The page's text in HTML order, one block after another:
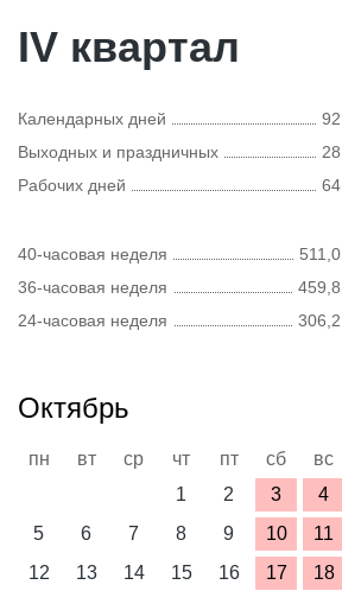
IV квартал
Календарных дней
92
Выходных и праздничных
28
Рабочих дней
64
40-часовая неделя
511,0
36-часовая неделя
459,8
24-часовая неделя
306,2
Октябрь
пн вт ср чт пт сб
вс
1
2 3
4
5
6 7 8 9 10
11
12
13 14 15 16 17
18